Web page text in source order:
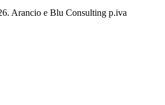
Arancio e Blu Consulting p.iva